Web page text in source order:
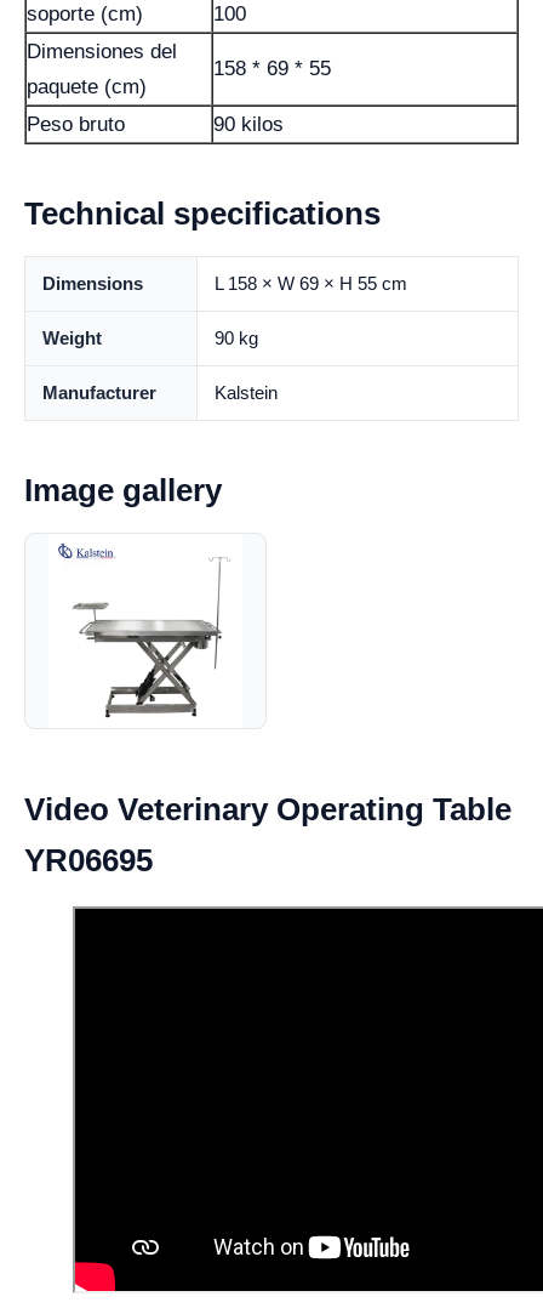
soporte (cm)
100
Dimensiones del
paquete (cm)
158 * 69 * 55
Peso bruto 90 kilos
Technical specifications
Dimensions L 158 × W 69 × H 55 cm
Weight 90 kg
Manufacturer Kalstein
Image gallery
Video Veterinary Operating Table
YR06695